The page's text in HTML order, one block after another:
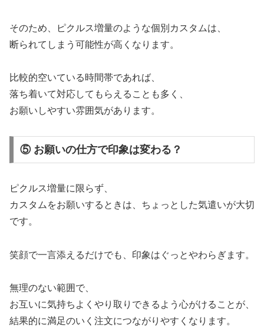
そのため、ピクルス増量のような個別カスタムは、
断られてしまう可能性が高くなります。
比較的空いている時間帯であれば、
落ち着いて対応してもらえることも多く、
お願いしやすい雰囲気があります。
⑤ お願いの仕方で印象は変わる？
ピクルス増量に限らず、
カスタムをお願いするときは、ちょっとした気遣いが大切
です。
笑顔で一言添えるだけでも、印象はぐっとやわらぎます。
無理のない範囲で、
お互いに気持ちよくやり取りできるよう心がけることが、
結果的に満足のいく注文につながりやすくなります。